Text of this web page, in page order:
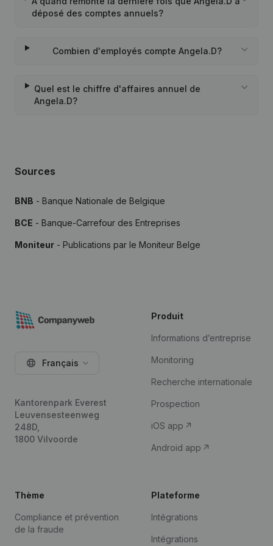
déposé des comptes annuels?
Combien d'employés compte Angela.D?
Quel est le chiffre d'affaires annuel de
Angela.D?
Sources
BNB - Banque Nationale de Belgique
BCE - Banque-Carrefour des Entreprises
Moniteur - Publications par le Moniteur Belge
Français
Kantorenpark Everest
Leuvensesteenweg
248D,
1800 Vilvoorde
Produit
Informations d’entreprise
Monitoring
Recherche internationale
Prospection
iOS app
Android app
Thème
Compliance et prévention
de la fraude
Plateforme
Intégrations
Intégrations